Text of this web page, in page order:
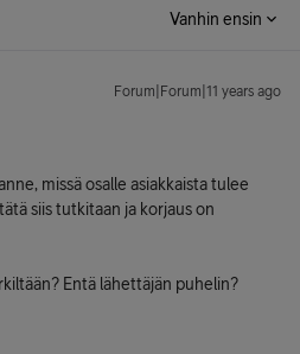
Vanhin ensin
Forum|Forum|11 years ago
missä osalle asiakkaista tulee
siis tutkitaan ja korjaus on
Entä lähettäjän puhelin?